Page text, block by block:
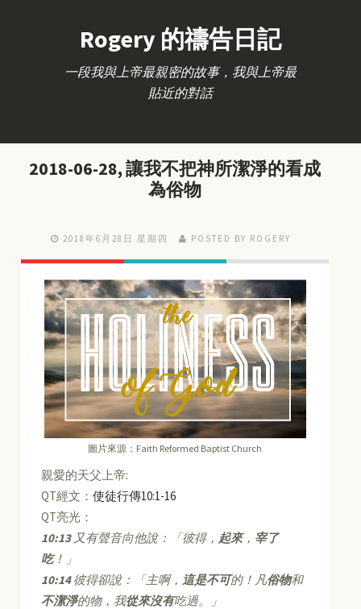
Rogery 的禱告日記
一段我與上帝最親密的故事，我與上帝最
貼近的對話
2018-06-28, 讓我不把神所潔淨的看成
為俗物
2018年6月28日 星期四 POSTED BY ROGERY
圖片來源：Faith Reformed Baptist Church
親愛的天父上帝:
QT經文：使徒行傳10:1-16
QT亮光：
10:13又有聲音向他說：「彼得， 起來， 宰了
吃！」
10:14彼得卻說：「主啊，這是不可的！凡俗物和
不潔淨的物，我從來沒有吃過。」